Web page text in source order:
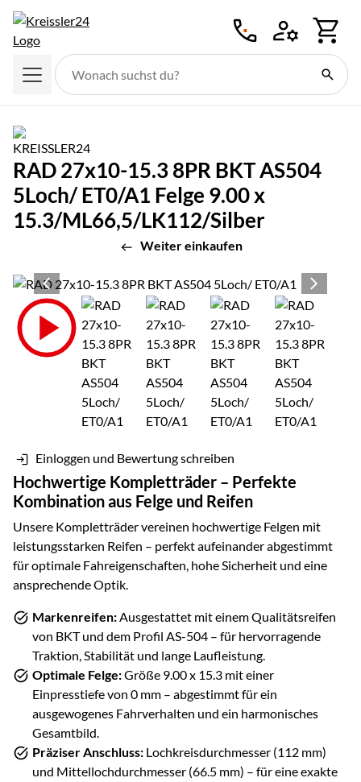
RAD 27x10-15.3 8PR BKT AS504
5Loch/ ET0/A1 Felge 9.00 x
15.3/ML66,5/LK112/Silber
Weiter einkaufen
Produktgalerie
Zur Kaufbox springen
Einloggen und Bewertung schreiben
Hochwertige Kompletträder – Perfekte
Kombination aus Felge und Reifen
Unsere Kompletträder vereinen hochwertige Felgen mit
leistungsstarken Reifen – perfekt aufeinander abgestimmt
für optimale Fahreigenschaften, hohe Sicherheit und eine
ansprechende Optik.
Markenreifen:Ausgestattet mit einem Qualitätsreifen
von BKTund dem Profil AS-504 – für hervorragende
Traktion, Stabilität und lange Laufleistung.
Optimale Felge:Größe 9.00 x 15.3 mit einer
Einpresstiefe von 0 mm – abgestimmt für ein
ausgewogenes Fahrverhalten und ein harmonisches
Gesamtbild.
Präziser Anschluss: Lochkreisdurchmesser (112 mm)
und Mittellochdurchmesser (66.5 mm) – für eine exakte